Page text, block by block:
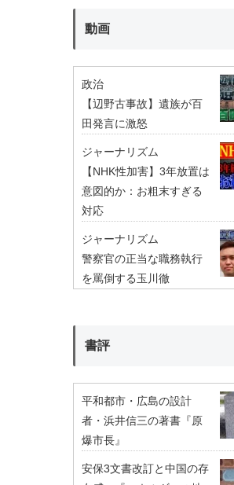
動画
政治
【辺野古事故】遺族が百
田発言に激怒
ジャーナリズム
【NHK性加害】3年放置は
意図的か：お粗末すぎる
対応
ジャーナリズム
警察官の正当な職務執行
を罵倒する玉川徹
書評
平和都市・広島の設計
者・浜井信三の著書『原
爆市長』
安保3文書改訂と中国の存